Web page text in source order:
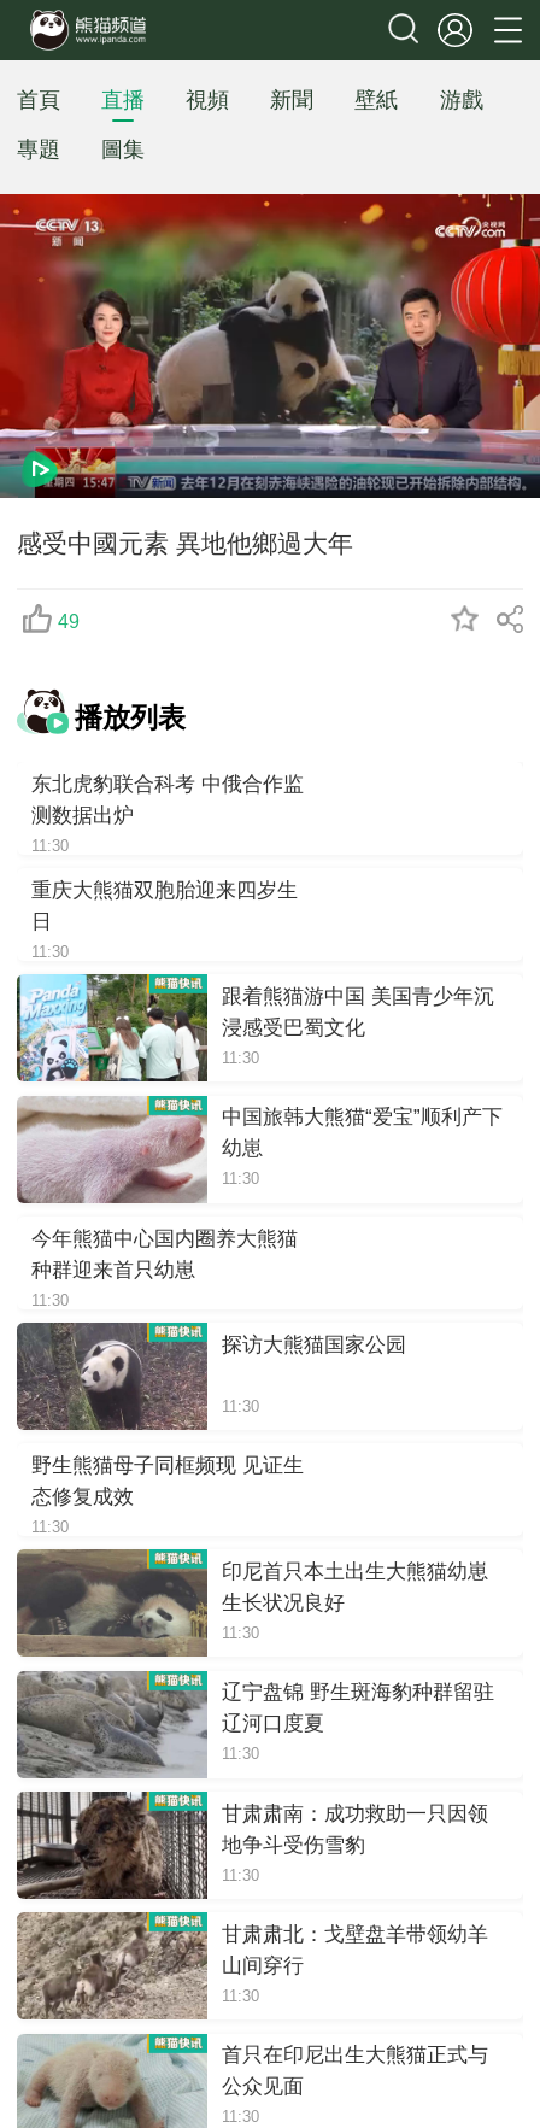
首頁 直播 視頻 新聞 壁紙
游戲
專題
圖集
感受中國元素 異地他鄉過大年
49
播放列表
东北虎豹联合科考 中俄合作监
测数据出炉
11:30
重庆大熊猫双胞胎迎来四岁生
日
11:30
跟着熊猫游中国 美国青少年沉
浸感受巴蜀文化
11:30
中国旅韩大熊猫“爱宝”顺利产下
幼崽
11:30
今年熊猫中心国内圈养大熊猫
种群迎来首只幼崽
11:30
探访大熊猫国家公园
11:30
野生熊猫母子同框频现 见证生
态修复成效
11:30
印尼首只本土出生大熊猫幼崽
生长状况良好
11:30
辽宁盘锦 野生斑海豹种群留驻
辽河口度夏
11:30
甘肃肃南：成功救助一只因领
地争斗受伤雪豹
11:30
甘肃肃北：戈壁盘羊带领幼羊
山间穿行
11:30
首只在印尼出生大熊猫正式与
公众见面
11:30